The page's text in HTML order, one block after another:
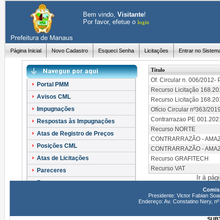
Bem vindo, Visitante!
Por favor, efetue o login
Página Inicial Novo Cadastro Esqueci Senha Licitações Entrar no
Portal PMM
Avisos CML
Impugnações
Respostas às Impugnações
Atas de Registro de Preços
Posições CML
Atas de Licitações
Pareceres
Recursos
Título
Of. Circular n. 006/2012-
Recurso Licitação
Recurso Licitação
Ofício Circular nº363/
Contrarrazao PE
Recurso NORTE
CONTRARRAZÃO -
CONTRARRAZÃO -
Recurso GRAFITECH
Recurso VAT
Ir à
Presidente: Victor Fabian
Endereço: Av. Constatino Nery,